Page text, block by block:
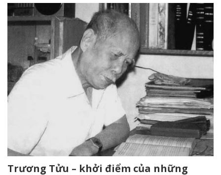
Trương Tửu – khởi điểm của những